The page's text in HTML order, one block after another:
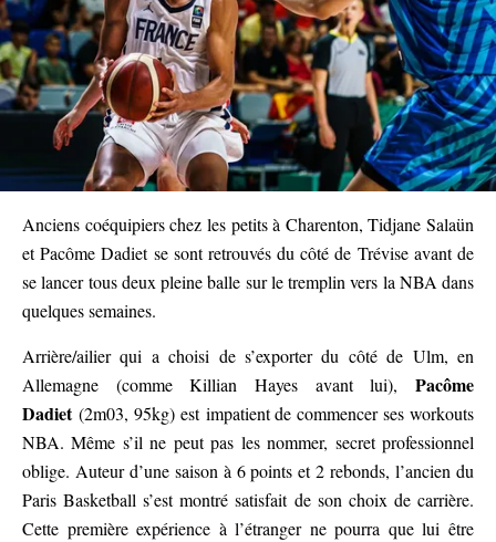
Anciens coéquipiers chez les petits à Charenton, Tidjane Salaün
et Pacôme Dadiet se sont retrouvés du côté de Trévise avant de
se lancer tous deux pleine balle sur le tremplin vers la NBA dans
quelques semaines.
Arrière/ailier qui a choisi de s’exporter du côté de Ulm, en
Allemagne (comme Killian Hayes avant lui), Pacôme
Dadiet(2m03, 95kg) est impatient de commencer ses workouts
NBA. Même s’il ne peut pas les nommer, secret professionnel
oblige. Auteur d’une saison à 6 points et 2 rebonds, l’ancien du
Paris Basketball s’est montré satisfait de son choix de carrière.
Cette première expérience à l’étranger ne pourra que lui être